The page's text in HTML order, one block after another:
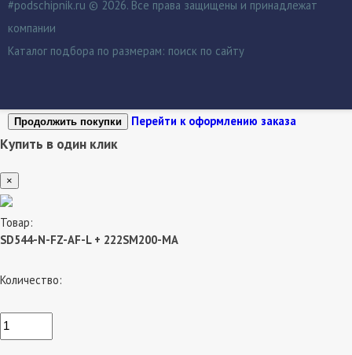
#podschipnik.ru © 2026. Все права защищены и принадлежат
компании
Каталог подбора по размерам: поиск по сайту
Продолжить покупки Перейти к оформлению заказа
Купить в один клик
×
Товар:
SD544-N-FZ-AF-L + 222SM200-MA
Количество: